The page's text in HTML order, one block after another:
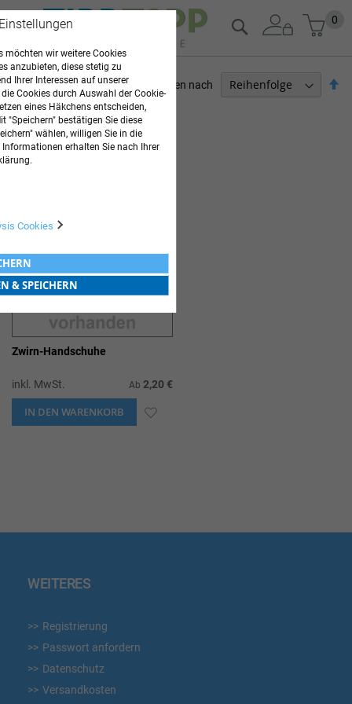
Zum
Inhalt
0
Suche
1Artikel
Sortieren nach
ZWIRNHANDSCHUHE
Zwirn-Handschuhe
inkl. MwSt. Ab 2,20 €
IN DEN WARENKORB ZUR
PFLEGEBEDARF
WEITERES
Registrierung
Passwort anfordern
Datenschutz
Versandkosten
möchten wir weitere Cookies
anzubieten, diese stetig zu
Ihrer Interessen auf unserer
Cookies durch Auswahl der Cookie-
eines Häkchens entscheiden,
"Speichern" bestätigen Sie diese
wählen, willigen Sie in die
erhalten Sie nach Ihrer
Cookies
& SPEICHERN